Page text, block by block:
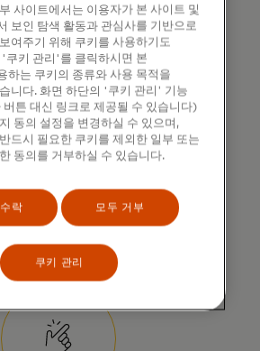
모든 금액 파악
데이터는 기업이 비용을
도움이 되며, 더 풍부한
인사이트를 제공합니다.
사이트에서는 이용자가 본 사이트 및
보인 탐색 활동과 관심사를 기반으로
여주기 위해 쿠키를 사용하기도
'쿠키 관리'를 클릭하시면 본
하는 쿠키의 종류와 사용 목적을
니다. 화면 하단의 '쿠키 관리' 기능
버튼 대신 링크로 제공될 수 있습니다)
동의 설정을 변경하실 수 있으며,
드시 필요한 쿠키를 제외한 일부 또는
동의를 거부하실 수 있습니다.
락 모두 거부
쿠키 관리